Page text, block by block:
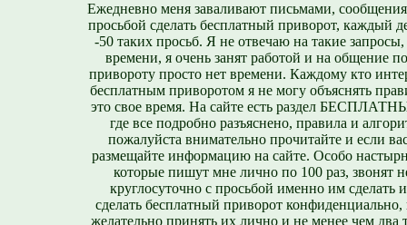
Ежедневно меня заваливают письмами,
просьбой сделать бесплатный приворот, каждый
-50 таких просьб. Я не отвечаю на такие
времени, я очень занят работой и на общение
привороту просто нет времени. Каждому кто
бесплатным приворотом я не могу объяснять
это свое время. На сайте есть раздел
где все подробно разъяснено, правила и
пожалуйста внимательно прочитайте и если
размещайте информацию на сайте. Особо
которые пишут мне лично по 100 раз, звонят
круглосуточно с просьбой именно им сделать
сделать бесплатный приворот конфиденциально,
желательно принять их лично и не менее чем два